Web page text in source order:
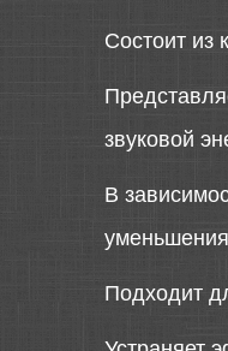
Состоит из
звуковой
В
Подходит